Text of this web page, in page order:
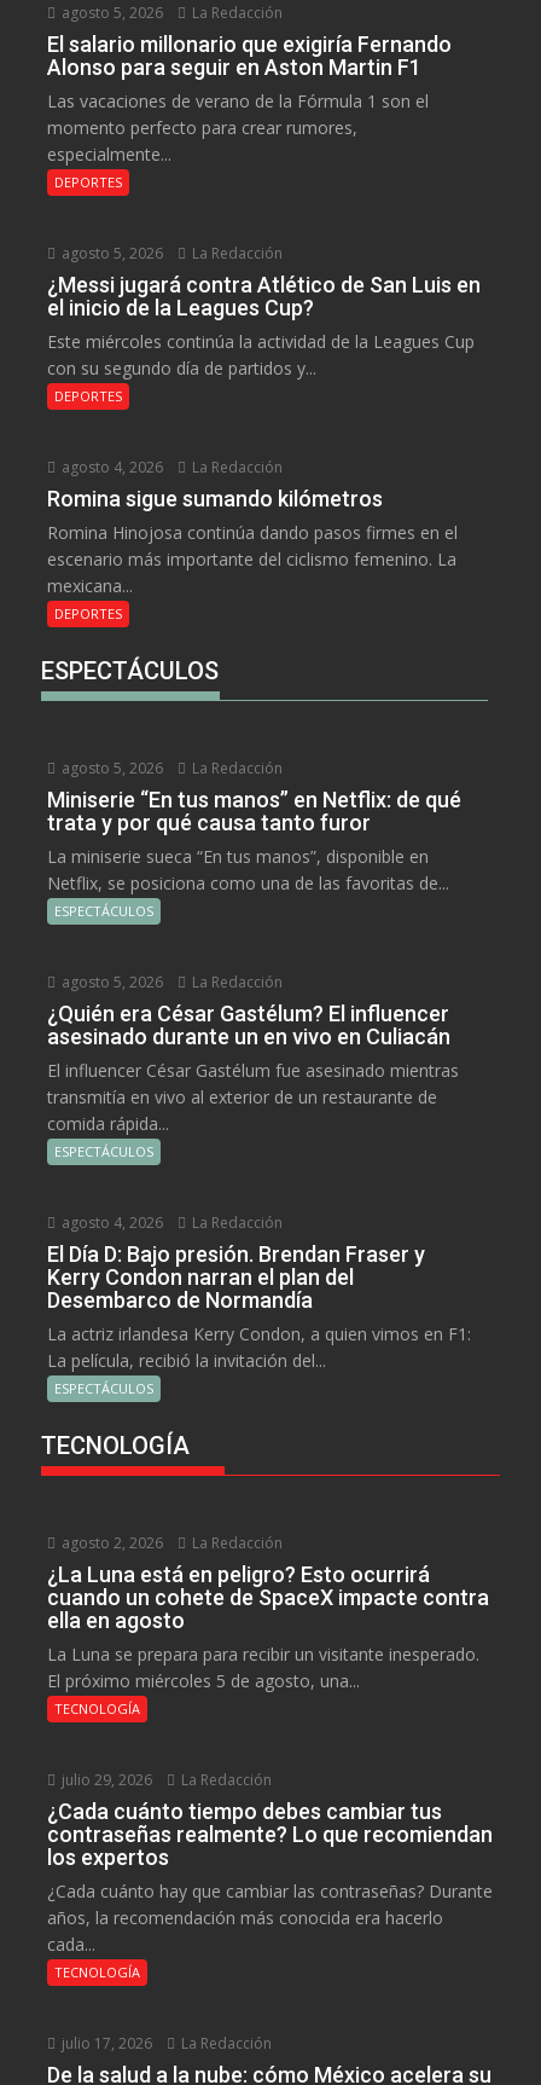
agosto 5, 2026 La Redacción
El salario millonario que exigiría Fernando
Alonso para seguir en Aston Martin F1
Las vacaciones de verano de la Fórmula 1 son el
momento perfecto para crear rumores,
especialmente...
DEPORTES
agosto 5, 2026 La Redacción
¿Messi jugará contra Atlético de San Luis en
el inicio de la Leagues Cup?
Este miércoles continúa la actividad de la Leagues Cup
con su segundo día de partidos y...
DEPORTES
agosto 4, 2026 La Redacción
Romina sigue sumando kilómetros
Romina Hinojosa continúa dando pasos firmes en el
escenario más importante del ciclismo femenino. La
mexicana...
DEPORTES
ESPECTÁCULOS
agosto 5, 2026 La Redacción
Miniserie “En tus manos” en Netflix: de qué
trata y por qué causa tanto furor
La miniserie sueca “En tus manos”, disponible en
Netflix, se posiciona como una de las favoritas de...
ESPECTÁCULOS
agosto 5, 2026 La Redacción
¿Quién era César Gastélum? El influencer
asesinado durante un en vivo en Culiacán
El influencer César Gastélum fue asesinado mientras
transmitía en vivo al exterior de un restaurante de
comida rápida...
ESPECTÁCULOS
agosto 4, 2026 La Redacción
El Día D: Bajo presión. Brendan Fraser y
Kerry Condon narran el plan del
Desembarco de Normandía
La actriz irlandesa Kerry Condon, a quien vimos en F1:
La película, recibió la invitación del...
ESPECTÁCULOS
TECNOLOGÍA
agosto 2, 2026 La Redacción
¿La Luna está en peligro? Esto ocurrirá
cuando un cohete de SpaceX impacte contra
ella en agosto
La Luna se prepara para recibir un visitante inesperado.
El próximo miércoles 5 de agosto, una...
TECNOLOGÍA
julio 29, 2026 La Redacción
¿Cada cuánto tiempo debes cambiar tus
contraseñas realmente? Lo que recomiendan
los expertos
¿Cada cuánto hay que cambiar las contraseñas? Durante
años, la recomendación más conocida era hacerlo
cada...
TECNOLOGÍA
julio 17, 2026 La Redacción
De la salud a la nube: cómo México acelera su